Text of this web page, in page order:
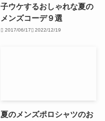
子ウケするおしゃれな夏の
メンズコーデ９選
2017/06/17 2022/12/19
夏のメンズポロシャツのお